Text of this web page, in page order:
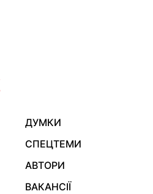
ДУМКИ
СПЕЦТЕМИ
АВТОРИ
ВАКАНСІЇ